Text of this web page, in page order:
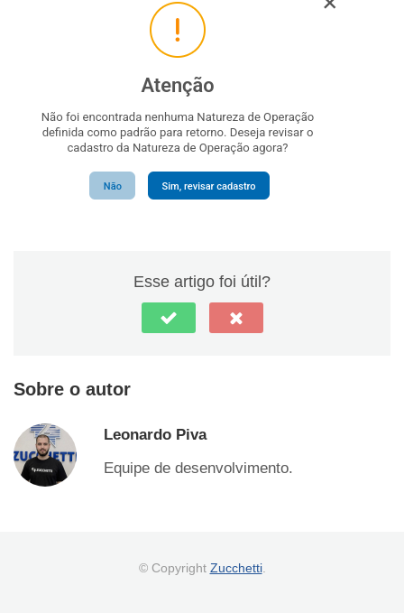
Esse artigo foi útil?
Sobre o autor
Leonardo Piva
Equipe de desenvolvimento.
© Copyright Zucchetti.